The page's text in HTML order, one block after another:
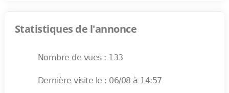
Statistiques de l'annonce
Nombre de vues : 133
Dernière visite le : 06/08 à 14:57